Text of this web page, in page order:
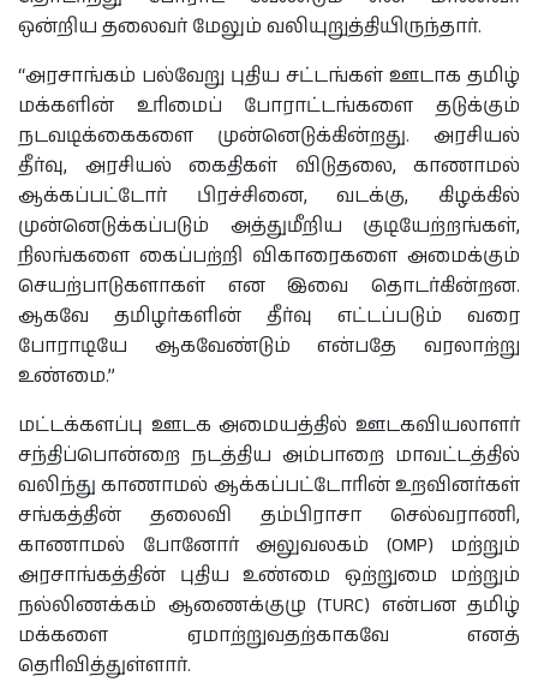
ஒன்றிய தலைவர் மேலும் வலியுறுத்தியிருந்தார்.
“அரசாங்கம் பல்வேறு புதிய சட்டங்கள் ஊடாக தமிழ்
மக்களின் உரிமைப் போராட்டங்களை தடுக்கும்
நடவடிக்கைகளை முன்னெடுக்கின்றது. அரசியல்
தீர்வு, அரசியல் கைதிகள் விடுதலை, காணாமல்
ஆக்கப்பட்டோர் பிரச்சினை, வடக்கு, கிழக்கில்
முன்னெடுக்கப்படும் அத்துமீறிய குடியேற்றங்கள்,
நிலங்களை கைப்பற்றி விகாரைகளை அமைக்கும்
செயற்பாடுகளாகள் என இவை தொடர்கின்றன.
ஆகவே தமிழர்களின் தீர்வு எட்டப்படும் வரை
போராடியே ஆகவேண்டும் என்பதே வரலாற்று
உண்மை.”
மட்டக்களப்பு ஊடக அமையத்தில் ஊடகவியலாளர்
சந்திப்பொன்றை நடத்திய அம்பாறை மாவட்டத்தில்
வலிந்து காணாமல் ஆக்கப்பட்டோரின் உறவினர்கள்
சங்கத்தின் தலைவி தம்பிராசா செல்வராணி,
காணாமல் போனோர் அலுவலகம் (OMP) மற்றும்
அரசாங்கத்தின் புதிய உண்மை ஒற்றுமை மற்றும்
நல்லிணக்கம் ஆணைக்குழு (TURC) என்பன தமிழ்
மக்களை ஏமாற்றுவதற்காகவே எனத்
தெரிவித்துள்ளார்.